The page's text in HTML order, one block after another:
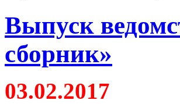
Выпуск
сборник»
03.02.2017